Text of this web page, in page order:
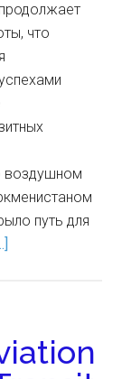
что
воздушном
путь для